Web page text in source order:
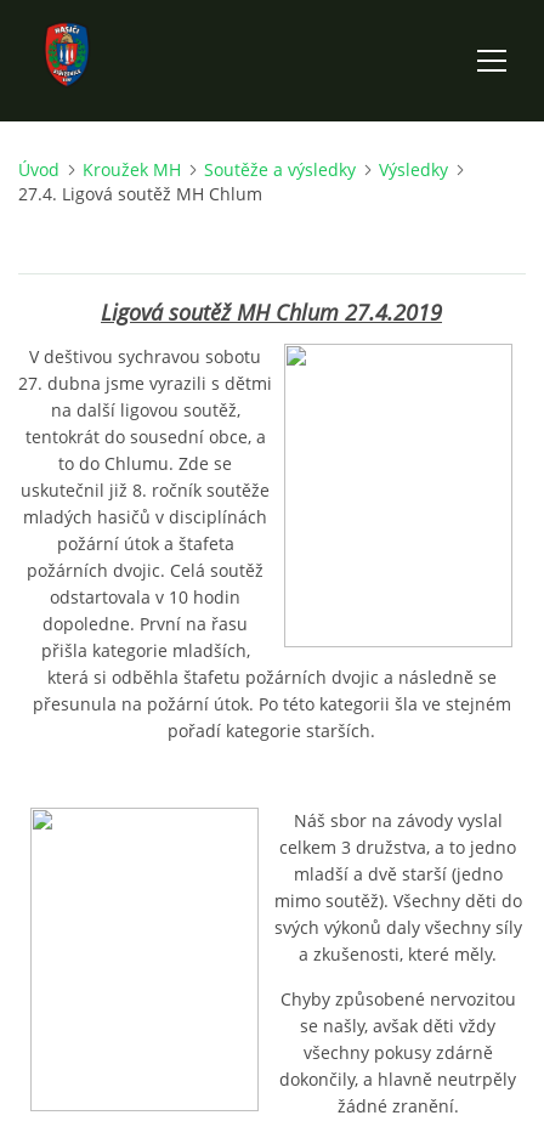
ÚVOD
VÝKONNÝ VÝBOR SBORU
DOKUMENTY
VÝJEZDOVÁ JEDNOTKA
FOTOGALERIE
PLÁNOVANÉ AKCE
PROBĚHLÉ AKCE
Úvod Kroužek MH Soutěže a výsledky
Výsledky
27.4. Ligová soutěž MH Chlum
Ligová soutěž MH Chlum 27.4.2019
V deštivou sychravou sobotu
27. dubna jsme vyrazili s dětmi
na další ligovou soutěž,
tentokrát do sousední obce, a
to do Chlumu. Zde se
uskutečnil již 8. ročník soutěže
mladých hasičů v disciplínách
požární útok a štafeta
požárních dvojic. Celá soutěž
odstartovala v 10 hodin
dopoledne. První na řasu
přišla kategorie mladších,
která si odběhla štafetu požárních dvojic a následně se
přesunula na požární útok. Po této kategorii šla ve stejném
pořadí kategorie starších.
Náš sbor na závody vyslal
celkem 3 družstva, a to jedno
mladší a dvě starší (jedno
mimo soutěž). Všechny děti do
svých výkonů daly všechny síly
a zkušenosti, které měly.
Chyby způsobené nervozitou
se našly, avšak děti vždy
všechny pokusy zdárně
dokončily, a hlavně neutrpěly
žádné zranění.